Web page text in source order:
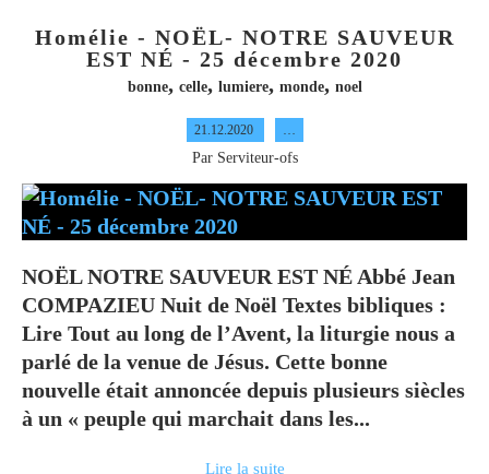
Homélie - NOËL- NOTRE SAUVEUR
EST NÉ - 25 décembre 2020
bonne, celle, lumiere, monde, noel
21.12.2020 …
Par Serviteur-ofs
NOËL NOTRE SAUVEUR EST NÉ Abbé Jean
COMPAZIEU Nuit de Noël Textes bibliques :
Lire Tout au long de l’Avent, la liturgie nous a
parlé de la venue de Jésus. Cette bonne
nouvelle était annoncée depuis plusieurs siècles
à un « peuple qui marchait dans les...
Lire la suite